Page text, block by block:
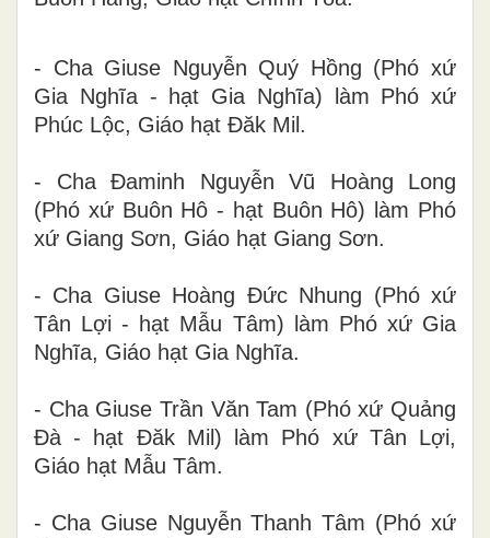
- Cha Giuse Nguyễn Quý Hồng (Phó xứ
Gia Nghĩa - hạt Gia Nghĩa) làm Phó xứ
Phúc Lộc, Giáo hạt Đăk Mil.
- Cha Đaminh Nguyễn Vũ Hoàng Long
(Phó xứ Buôn Hô - hạt Buôn Hô) làm Phó
xứ Giang Sơn, Giáo hạt Giang Sơn.
- Cha Giuse Hoàng Đức Nhung (Phó xứ
Tân Lợi - hạt Mẫu Tâm) làm Phó xứ Gia
Nghĩa, Giáo hạt Gia Nghĩa.
- Cha Giuse Trần Văn Tam (Phó xứ Quảng
Đà - hạt Đăk Mil) làm Phó xứ Tân Lợi,
Giáo hạt Mẫu Tâm.
- Cha Giuse Nguyễn Thanh Tâm (Phó xứ